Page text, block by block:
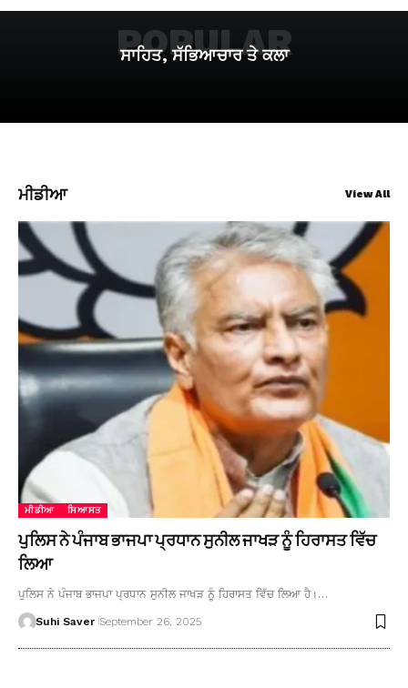
ਸਾਹਿਤ, ਸੱਭਿਆਚਾਰ ਤੇ ਕਲਾ
POPULAR
ਮੀਡੀਆ View All
ਮੀਡੀਆ ਸਿਆਸਤ
ਪੁਲਿਸ ਨੇ ਪੰਜਾਬ ਭਾਜਪਾ ਪ੍ਰਧਾਨ ਸੁਨੀਲ ਜਾਖੜ ਨੂੰ ਹਿਰਾਸਤ ਵਿੱਚ
ਲਿਆ
ਪੁਲਿਸ ਨੇ ਪੰਜਾਬ ਭਾਜਪਾ ਪ੍ਰਧਾਨ ਸੁਨੀਲ ਜਾਖੜ ਨੂੰ ਹਿਰਾਸਤ ਵਿੱਚ ਲਿਆ ਹੈ।…
Suhi Saver September 26, 2025